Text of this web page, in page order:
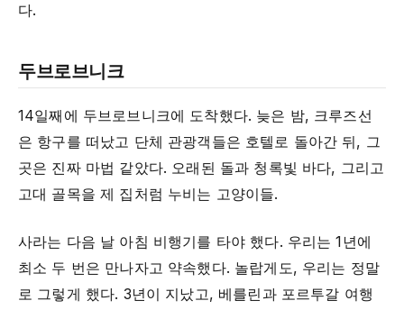
다.
두브로브니크
14일째에 두브로브니크에 도착했다. 늦은 밤, 크루즈선
은 항구를 떠났고 단체 관광객들은 호텔로 돌아간 뒤, 그
곳은 진짜 마법 같았다. 오래된 돌과 청록빛 바다, 그리고
고대 골목을 제 집처럼 누비는 고양이들.
사라는 다음 날 아침 비행기를 타야 했다. 우리는 1년에
최소 두 번은 만나자고 약속했다. 놀랍게도, 우리는 정말
로 그렇게 했다. 3년이 지났고, 베를린과 포르투갈 여행